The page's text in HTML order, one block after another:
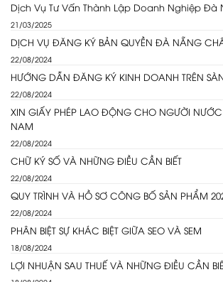
Dịch Vụ Tư Vấn Thành Lập Doanh Nghiệp Đà
21/03/2025
DỊCH VỤ ĐĂNG KÝ BẢN QUYỀN ĐÀ NẴNG
22/08/2024
HƯỚNG DẪN ĐĂNG KÝ KINH DOANH TRÊN
22/08/2024
XIN GIẤY PHÉP LAO ĐỘNG CHO NGƯỜI
NAM
22/08/2024
CHỮ KÝ SỐ VÀ NHỮNG ĐIỀU CẦN BIẾT
22/08/2024
QUY TRÌNH VÀ HỒ SƠ CÔNG BỐ SẢN PHẨM
22/08/2024
PHÂN BIỆT SỰ KHÁC BIỆT GIỮA SEO VÀ SEM
18/08/2024
LỢI NHUẬN SAU THUẾ VÀ NHỮNG ĐIỀU CẦN